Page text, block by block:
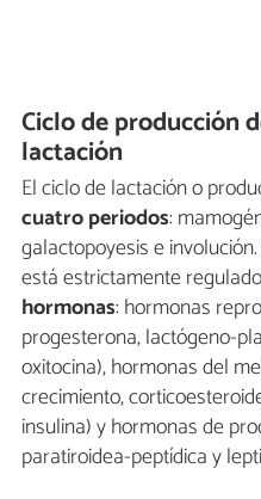
Ciclo de producción
lactación
El ciclo de lactación o
cuatro periodos:
galactopoyesis e
está estrictamente
hormonas: hormonas
progesterona, lactógeno-
oxitocina), hormonas del
crecimiento,
insulina) y hormonas de
paratiroidea-peptídica y